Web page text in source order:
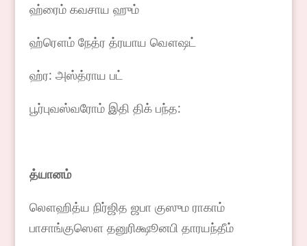
ஹ்ரைம் கவசாய ஹும்
ஹ்ரௌம் நேத்ர த்ரயாய வௌஷட்
ஹ்ர: அஸ்த்ராய பட்
பூர்புவஸ்வரோம் இதி திக் பந்த:
த்யானம்
லௌஹித்ய நிர்ஜித ஜபா குஸும ராகாம்
பாசாங்குஸௌ தனுரிக்ஷூனபி தாரயந்தீம்